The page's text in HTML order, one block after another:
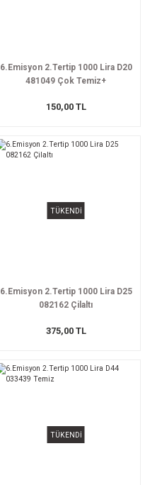
6.Emisyon 2.Tertip 1000 Lira D20
481049 Çok Temiz+
150,00 TL
TÜKENDİ
6.Emisyon 2.Tertip 1000 Lira D25
082162 Çilaltı
375,00 TL
TÜKENDİ